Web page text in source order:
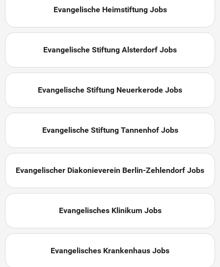
Evangelische Heimstiftung Jobs
Evangelische Stiftung Alsterdorf Jobs
Evangelische Stiftung Neuerkerode Jobs
Evangelische Stiftung Tannenhof Jobs
Evangelischer Diakonieverein Berlin-Zehlendorf Jobs
Evangelisches Klinikum Jobs
Evangelisches Krankenhaus Jobs